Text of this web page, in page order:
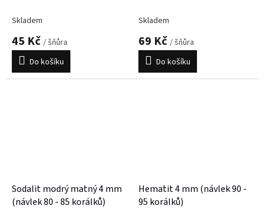
Skladem
45 Kč / šňůra
Do košíku
Skladem
69 Kč / šňůra
Do košíku
Sodalit modrý matný 4 mm
(návlek 80 - 85 korálků)
Hematit 4 mm (návlek 90 -
95 korálků)